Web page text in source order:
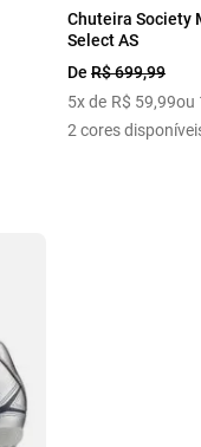
38 39
44
Chuteira Society
Select AS
De R$699,99
5x de R$ 59,99ou
2 cores